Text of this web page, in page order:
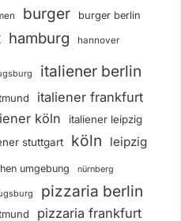
burger burger berlin
hamburg hannover
italiener berlin
italiener frankfurt
köln italiener leipzig
stuttgart köln leipzig
umgebung nürnberg
pizzaria berlin
pizzaria frankfurt